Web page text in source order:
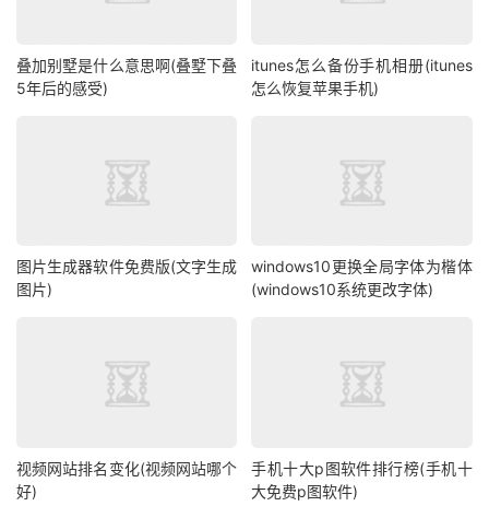
叠加别墅是什么意思啊(叠墅下叠
5年后的感受)
itunes怎么备份手机相册(itunes
怎么恢复苹果手机)
图片生成器软件免费版(文字生成
图片)
windows10更换全局字体为楷体
(windows10系统更改字体)
视频网站排名变化(视频网站哪个
好)
手机十大p图软件排行榜(手机十
大免费p图软件)